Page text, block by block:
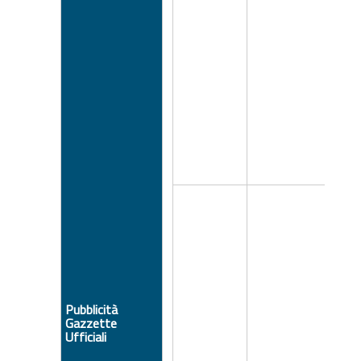
Pubblicità
Gazzette
Ufficiali